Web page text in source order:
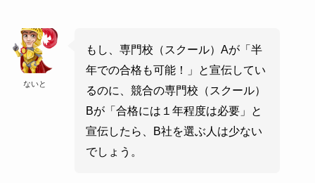
ないと
もし、専門校（スクール）Aが「半
年での合格も可能！」と宣伝してい
るのに、競合の専門校（スクール）
Bが「合格には１年程度は必要」と
宣伝したら、B社を選ぶ人は少ない
でしょう。